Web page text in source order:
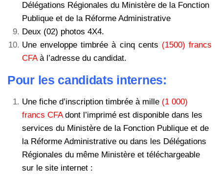
Délégations Régionales du Ministère de la Fonction
Publique et de la Réforme Administrative
Deux (02) photos 4X4.
Une enveloppe timbrée à cinq cents (1500) francs
CFAà l’adresse du candidat.
Pour les candidats internes:
Une fiche d’inscription timbrée à mille (1 000)
francs CFAdont l’imprimé est disponible dans les
services du Ministère de la Fonction Publique et de
la Réforme Administrative ou dans les Délégations
Régionales du même Ministère et téléchargeable
sur le site internet :